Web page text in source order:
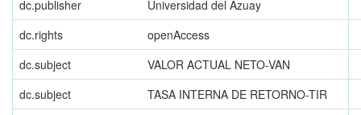
dc.publisher
Universidad del Azuay
dc.rights
openAccess
dc.subject
VALOR ACTUAL NETO-VAN
dc.subject
TASA INTERNA DE RETORNO-TIR